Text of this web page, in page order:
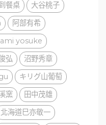
餐桌
大谷桃子
阿部有希
yosuke
弘
沼野秀章
キリグ山葡萄
窯
田中茂雄
北海道巳亦敬一